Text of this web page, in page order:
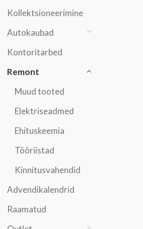
Kollektsioneerimine
Autokaubad
Kontoritarbed
Remont
Muud tooted
Elektriseadmed
Ehituskeemia
Tööriistad
Kinnitusvahendid
Advendikalendrid
Raamatud